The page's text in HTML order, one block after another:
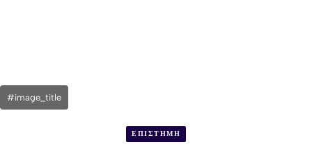
#image_title
ΕΠΙΣΤΗΜΗ